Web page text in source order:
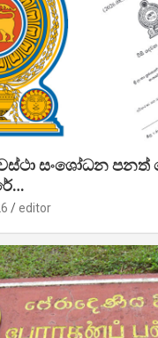
සංශෝධන
editor